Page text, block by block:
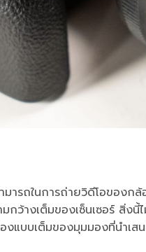
ารถในการถ่ายวิดีโอของ
ว้างเต็มของเซ็นเซอร์ สิ่ง
แบบเต็มของมุมมองที่นำเ